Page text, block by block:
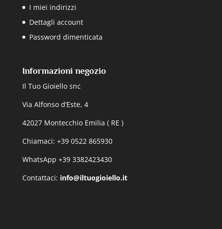
I miei indirizzi
Dettagli account
Password dimenticata
Informazioni negozio
Il Tuo Gioiello snc
Via Alfonso d’Este, 4
42027 Montecchio Emilia ( RE )
Chiamaci: +39 0522 865930
WhatsApp +39 3382423430
Contattaci: info@iltuogioiello.it